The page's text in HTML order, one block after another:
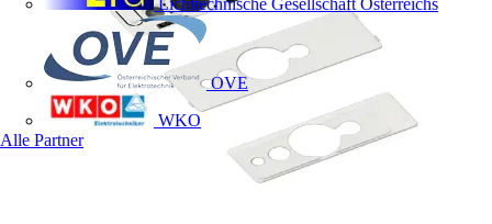
OVE
WKO
Alle Partner